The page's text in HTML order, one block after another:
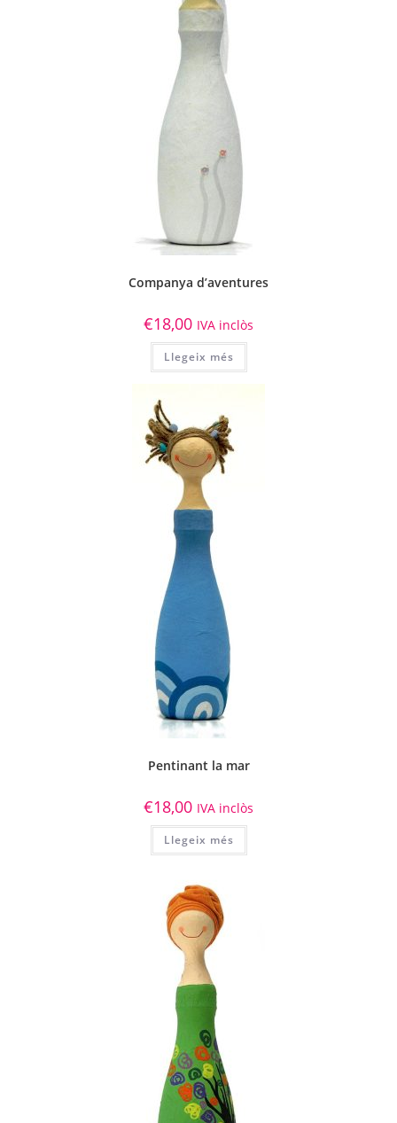
Companya d’aventures
€18,00 IVA inclòs
Llegeix més
Pentinant la mar
€18,00 IVA inclòs
Llegeix més